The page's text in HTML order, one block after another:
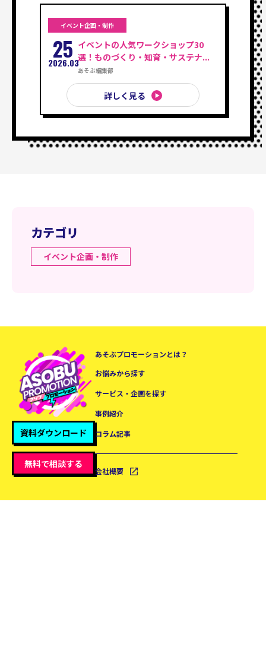
イベント企画・制作
25
2026.03
イベントの人気ワークショップ30
選！ものづくり・知育・サステナ...
あそぶ編集部
詳しく見る
カテゴリ
イベント企画・制作
資料ダウンロード
無料で相談する
あそぶプロモーションとは？
お悩みから探す
サービス・企画を探す
事例紹介
コラム記事
会社概要